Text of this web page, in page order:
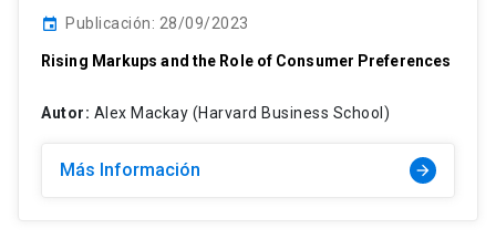
event Publicación: 28/09/2023
Rising Markups and the Role of Consumer Preferences
Autor: Alex Mackay (Harvard Business School)
Más Información arrow_forward